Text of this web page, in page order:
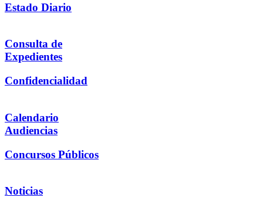
Estado Diario
Consulta de
Expedientes
Confidencialidad
Calendario
Audiencias
Concursos Públicos
Noticias